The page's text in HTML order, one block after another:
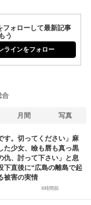
ォローして最新記事
う
ラインをフォロー
合
月間 写真
す。切ってください」麻
た少女、瞼も唇も真っ黒
仇、討って下さい」と息
直後に“広島の離島で起
被害の実情
6時間前